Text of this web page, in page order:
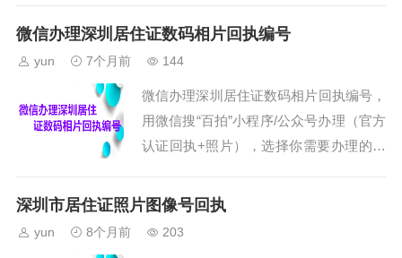
开微信搜索“百拍”小程序/公众号，然后关
（一定不要选择错误了），首页可以选择
与搜索。第三、点击“开始拍摄”按钮，在
线拍摄一张照片进行办理，需要用后摄像
头拍摄，也可以选择手机里面的寸...
微信办理深圳居住证数码相片回执编号
yun 7个月前 144
微信办理深圳居住证数码相片回执编号，
用微信搜“百拍”小程序/公众号办理（官方
认证回执+照片），选择你需要办理的类
一、打开微信搜索“百拍”小程序/公众号，
深圳市居住证照片图像号回执
yun 8个月前 203